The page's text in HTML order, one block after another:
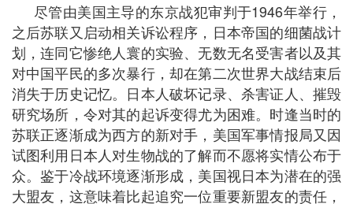
尽管由美国主导的东京战犯审判于1946年举行，
之后苏联又启动相关诉讼程序，日本帝国的细菌战计
划，连同它惨绝人寰的实验、无数无名受害者以及其
对中国平民的多次暴行，却在第二次世界大战结束后
消失于历史记忆。日本人破坏记录、杀害证人、摧毁
研究场所，令对其的起诉变得尤为困难。时逢当时的
苏联正逐渐成为西方的新对手，美国军事情报局又因
试图利用日本人对生物战的了解而不愿将实情公布于
众。鉴于冷战环境逐渐形成，美国视日本为潜在的强
大盟友，这意味着比起追究一位重要新盟友的责任，